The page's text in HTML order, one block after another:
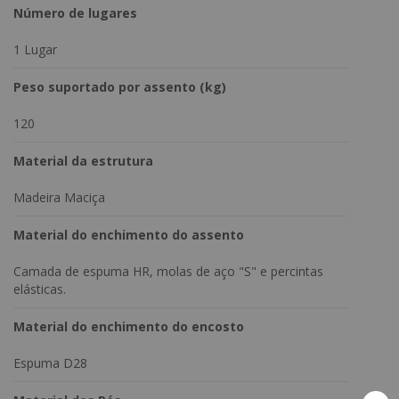
Número de lugares
1 Lugar
Peso suportado por assento (kg)
120
Material da estrutura
Madeira Maciça
Material do enchimento do assento
Camada de espuma HR, molas de aço "S" e percintas
elásticas.
Material do enchimento do encosto
Espuma D28